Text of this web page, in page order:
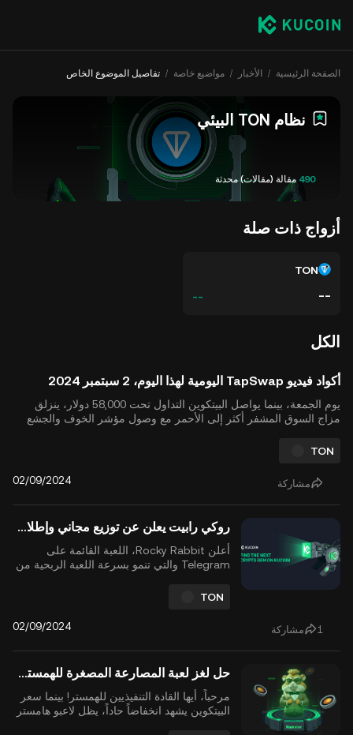
الصفحة الرئيسية الأخبار مواضيع خاصة تفاصيل الموضوع الخاص
نظام TON البيئي
490 مقالة (مقالات) محدثة
أزواج ذات صلة
TON
--
--
الكل
أكواد فيديو TapSwap اليومية لهذا اليوم، 2 سبتمبر 2024
يوم الجمعة، بينما يواصل البيتكوين التداول تحت 58,000 دولار، ينزلق
مزاج السوق المشفر أكثر إلى الأحمر مع وصول مؤشر الخوف والجشع
السوق إلى فرصة لكسب المزيد من المكافآت باستخدام أكواد الفيديو
السرية لهذا اليوم. اربح ما يصل إلى 1.6 مليون عملة ...
TON
مشاركة 02/09/2024
روكي رابيت يعلن عن توزيع مجاني وإطلاق رمز على شبكة المفتوحة (TON) في 23 سبتمبر
أعلن Rocky Rabbit، اللعبة القائمة على
Telegram والتي تنمو بسرعة اللعبة الربحية من
هذا الإطلاق مصحوبًا بحدث التوزيع المجاني
(إيردروب) كبير لأعضاء المجتمع النشطين في
اللعبة في نفس ...
TON
1 مشاركة 02/09/2024
حل لغز لعبة المصارعة المصغرة للهمستر، 2 سبتمبر 2024
مرحباً، أيها القادة التنفيذيين للهمستر! بينما سعر
البيتكوين يشهد انخفاضاً حاداً، يظل لاعبو هامستر